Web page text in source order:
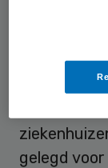
te hebben.
gelegd